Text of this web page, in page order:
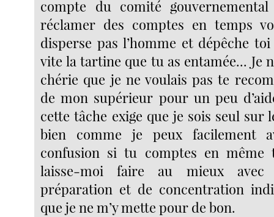
compte du comité
réclamer des comptes en temps
disperse pas l’homme et dépêche
vite la tartine que tu as entamée... Je
chérie que je ne voulais pas te
de mon supérieur pour un peu
cette tâche exige que je sois seul sur
bien comme je peux facilement
confusion si tu comptes en même
laisse-moi faire au mieux
préparation et de concentration
que je ne m’y mette pour de bon.